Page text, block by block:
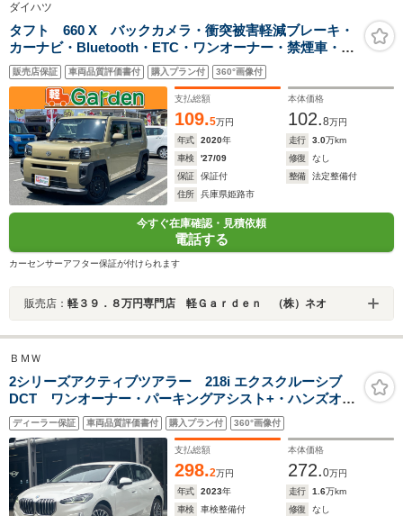
ダイハツ
タフト 660 X バックカメラ・衝突被害軽減ブレーキ・
カーナビ・Bluetooth・ETC・ワンオーナー・禁煙車・フ
ルセグTV・CD/DVD再生・スマートキー&プッシュスター
ト・ベンチシート・ルームクリーニング
販売店保証 車両品質評価書付 購入プラン付 360°画像付
支払総額
109.5万円
本体価格
102.8万円
年式
2020年 走行 3.0万km
車検
'27/09 修復
なし
保証
保証付 整備
法定整備付
住所
兵庫県姫路市
今すぐ在庫確認・見積依頼
電話する
カーセンサーアフター保証が付けられます
販売店： 軽３９．８万円専門店 軽Ｇａｒｄｅｎ （株）ネオ
ＢＭＷ
2シリーズアクティブツアラー 218i エクスクルーシブ
DCT ワンオーナー・パーキングアシスト+・ハンズオフ
ACC・360度カメラ・ヘッドアップディスプレイ・シート
ヒーター・AppleCarPlay・内蔵ドラレコ・パワーシー
ト・電動リアゲート・17インチAW・ETC・禁煙車
ディーラー保証 車両品質評価書付 購入プラン付 360°画像付
支払総額
298.2万円
本体価格
272.0万円
年式
2023年 走行 1.6万km
車検
車検整備付 修復
なし